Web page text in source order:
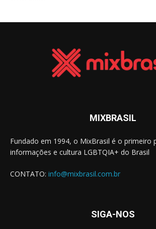
MIXBRASIL
Fundado em 1994, o MixBrasil é o primeiro
informações e cultura LGBTQIA+ do Brasil
CONTATO: info@mixbrasil.com.br
SIGA-NOS